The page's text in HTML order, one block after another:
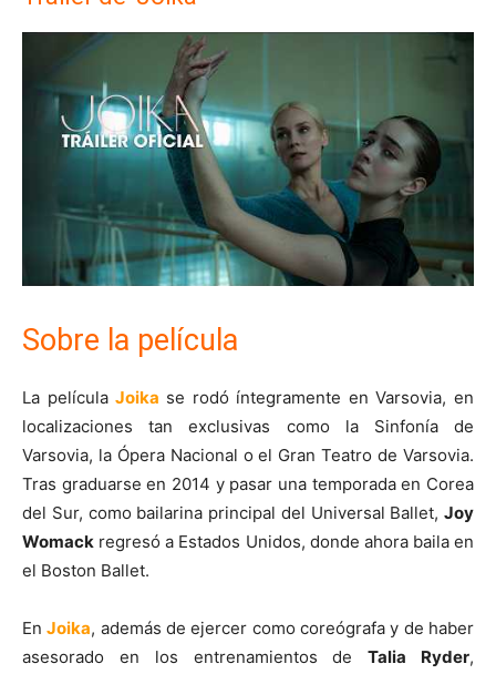
Sobre la película
La películaJoika se rodó íntegramente en Varsovia, en
localizaciones tan exclusivas como la Sinfonía de
Varsovia, la Ópera Nacional o el Gran Teatro de Varsovia.
Tras graduarse en 2014 y pasar una temporada en Corea
del Sur, como bailarina principal del Universal Ballet, Joy
Womack regresó a Estados Unidos, donde ahora baila en
el Boston Ballet.
EnJoika, además de ejercer como coreógrafa y de haber
asesorado en los entrenamientos deTalia Ryder,